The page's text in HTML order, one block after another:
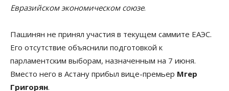
Евразийском экономическом союзе.
Пашинян не принял участия в текущем саммите ЕАЭС.
Его отсутствие объяснили подготовкой к
парламентским выборам, назначенным на 7 июня.
Вместо него в Астану прибыл вице-премьер Мгер
Григорян.